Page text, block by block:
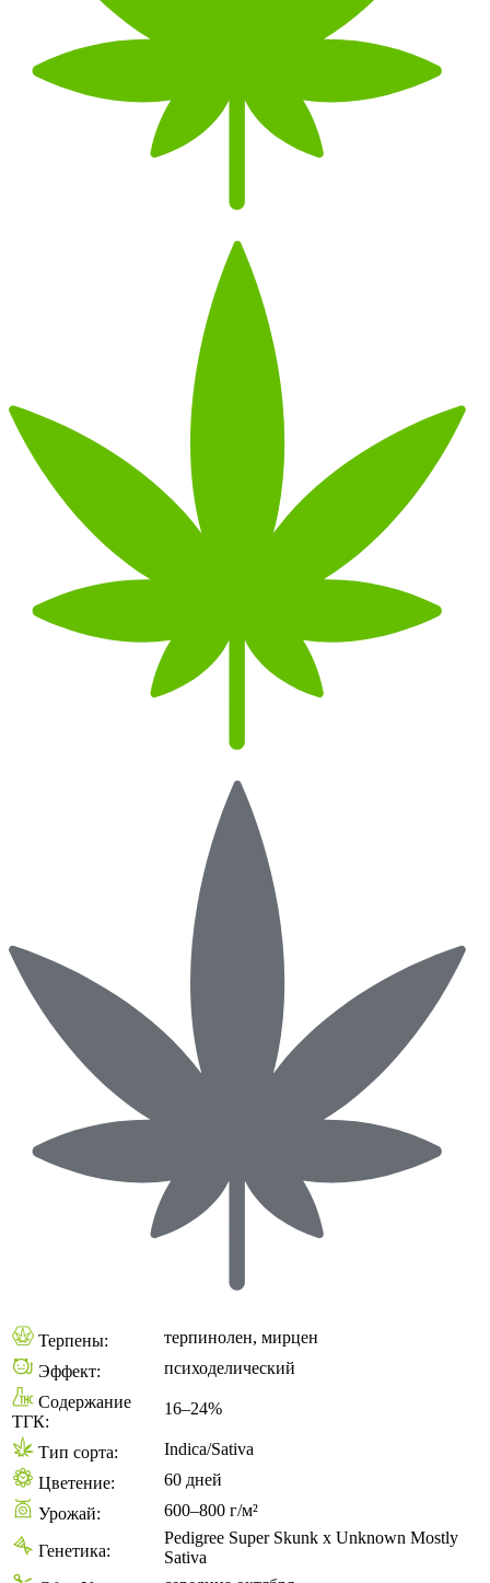
Терпены:
терпинолен, мирцен
Эффект:
психоделический
Содержание
ТГК:
16–24%
Тип сорта:
Indica/Sativa
Цветение:
60 дней
Урожай:
600–800 г/м²
Генетика:
Pedigree Super Skunk x Unknown Mostly
Sativa